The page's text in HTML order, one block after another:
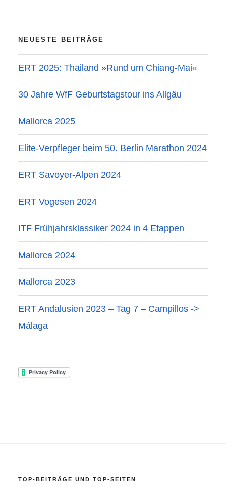
NEUESTE BEITRÄGE
ERT 2025: Thailand »Rund um Chiang-Mai«
30 Jahre WfF Geburtstagstour ins Allgäu
Mallorca 2025
Elite-Verpfleger beim 50. Berlin Marathon 2024
ERT Savoyer-Alpen 2024
ERT Vogesen 2024
ITF Frühjahrsklassiker 2024 in 4 Etappen
Mallorca 2024
Mallorca 2023
ERT Andalusien 2023 – Tag 7 – Campillos ->
Málaga
TOP-BEITRÄGE UND TOP-SEITEN